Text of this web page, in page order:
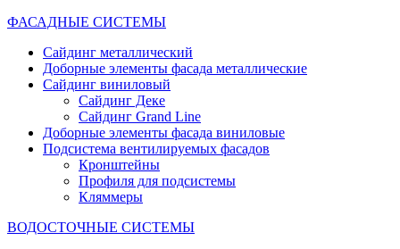
ФАСАДНЫЕ СИСТЕМЫ
Сайдинг металлический
Доборные элементы фасада металлические
Сайдинг виниловый
Сайдинг Деке
Сайдинг Grand Line
Доборные элементы фасада виниловые
Подсистема вентилируемых фасадов
Кронштейны
Профиля для подсистемы
Кляммеры
ВОДОСТОЧНЫЕ СИСТЕМЫ